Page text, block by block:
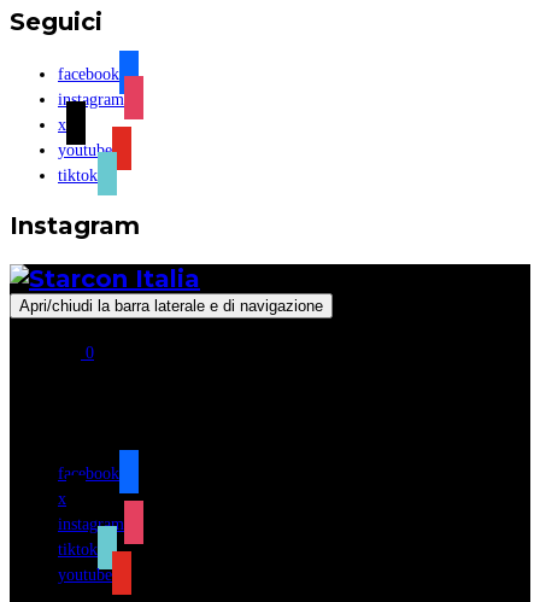
Seguici
facebook
instagram
x
youtube
tiktok
Instagram
Apri/chiudi la barra laterale e di navigazione
0
facebook
x
instagram
tiktok
youtube